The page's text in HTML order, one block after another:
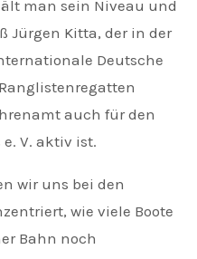
man sein Niveau und
Jürgen Kitta, der in der
Deutsche
auch für den
V. aktiv ist.
wir uns bei den
wie viele Boote
Bahn noch